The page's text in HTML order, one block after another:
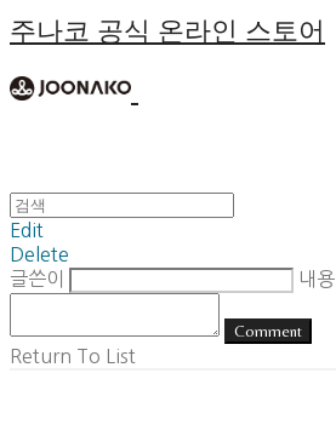
주나코 공식 온라인 스토어
Edit
Delete
글쓴이
내용
Comment
Return To List